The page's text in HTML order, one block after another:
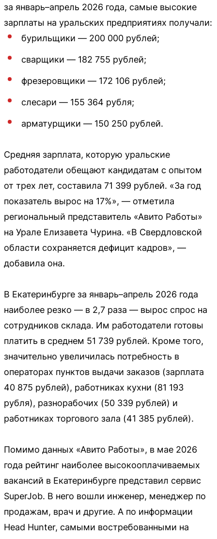
за январь–апрель 2026 года, самые высокие
зарплаты на уральских предприятиях получали:
бурильщики — 200 000 рублей;
сварщики — 182 755 рублей;
фрезеровщики — 172 106 рублей;
слесари — 155 364 рубля;
арматурщики — 150 250 рублей.
Средняя зарплата, которую уральские
работодатели обещают кандидатам с опытом
от трех лет, составила 71 399 рублей. «За год
показатель вырос на 17%», — отметила
региональный представитель «Авито Работы»
на Урале Елизавета Чурина. «В Свердловской
области сохраняется дефицит кадров», —
добавила она.
В Екатеринбурге за январь–апрель 2026 года
наиболее резко — в 2,7 раза — вырос спрос на
сотрудников склада. Им работодатели готовы
платить в среднем 51 739 рублей. Кроме того,
значительно увеличилась потребность в
операторах пунктов выдачи заказов (зарплата
40 875 рублей), работниках кухни (81 193
рубля), разнорабочих (50 339 рублей) и
работниках торгового зала (41 385 рублей).
Помимо данных «Авито Работы», в мае 2026
года рейтинг наиболее высокооплачиваемых
вакансий в Екатеринбурге представил сервис
SuperJob. В него вошли инженер, менеджер по
продажам, врач и другие. А по информации
Head Hunter, самыми востребованными на